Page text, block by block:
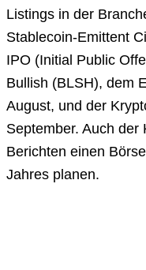
Listings in der
Stablecoin-Emittent
IPO (Initial Public
Bullish (BLSH), dem
August, und der
September. Auch der
Berichten einen
Jahres planen.